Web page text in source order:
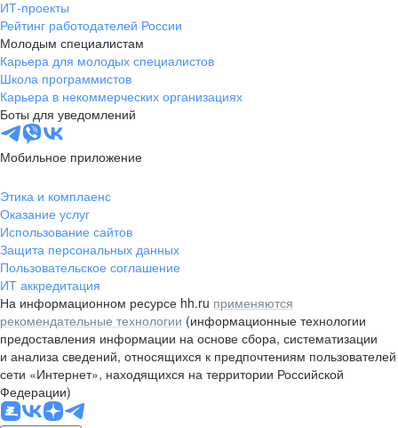
ИТ-проекты
Рейтинг работодателей России
Молодым специалистам
Карьера для молодых специалистов
Школа программистов
Карьера в некоммерческих организациях
Боты для уведомлений
Мобильное приложение
Этика и комплаенс
Оказание услуг
Использование сайтов
Защита персональных данных
Пользовательское соглашение
ИТ аккредитация
На информационном ресурсе hh.ru применяются
рекомендательные технологии (информационные технологии
предоставления информации на основе сбора, систематизации
и анализа сведений, относящихся к предпочтениям пользователей
сети «Интернет», находящихся на территории Российской
Федерации)